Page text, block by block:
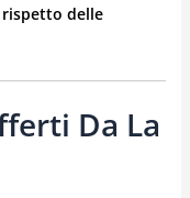
delle
Da La